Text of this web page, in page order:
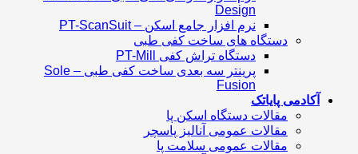
Design
نرم افزار جامع اسکن – PT-ScanSuit
دستگاه های ساخت کفی طبی
دستگاه تراش کفی PT-Mill
پرینتر سه بعدی ساخت کفی طبی – Sole
Fusion
آکادمی پایاتک
مقالات دستگاه اسکن پا
مقالات عمومی آنالیز پاسچر
مقالات عمومی سلامت پا